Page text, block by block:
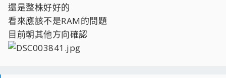
還是整株好好的
看來應該不是RAM的問題
目前朝其他方向確認